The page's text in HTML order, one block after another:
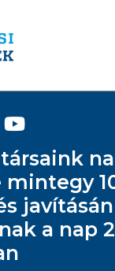
mintegy
javításán
a nap